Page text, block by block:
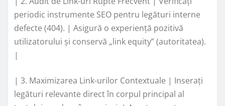
periodic instrumente SEO pentru legături interne
defecte (404). | Asigură o experiență pozitivă
utilizatorului și conservă „link equity” (autoritatea).
|
| 3. Maximizarea Link-urilor Contextuale | Inserați
legături relevante direct în corpul principal al